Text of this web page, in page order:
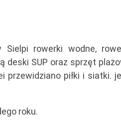
rowerki wodne,
deski SUP oraz sprzęt
przewidziano piłki i siatki.
roku.